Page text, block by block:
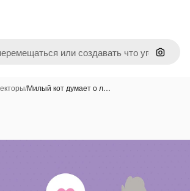
Поиск
/Милый кот думает о л…